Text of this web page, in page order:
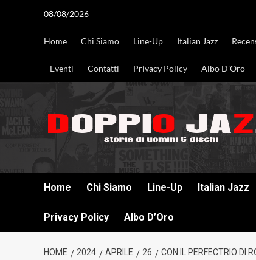
08/08/2026
Home Chi Siamo Line-Up Italian Jazz
Eventi Contatti Privacy Policy Albo D’Oro
Home Chi Siamo Line-Up Italian Jazz
Privacy Policy Albo D’Oro
HOME 2024 APRILE 26 CON IL PERFECTRIO DI